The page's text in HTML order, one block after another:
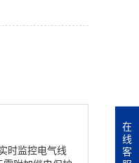
时监控电气线
在
线
客